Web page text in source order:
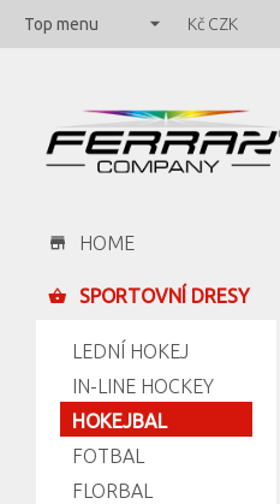
Kč CZK
Top menu
HOME
SPORTOVNÍ DRESY
LEDNÍ HOKEJ
IN-LINE HOCKEY
HOKEJBAL
FOTBAL
FLORBAL